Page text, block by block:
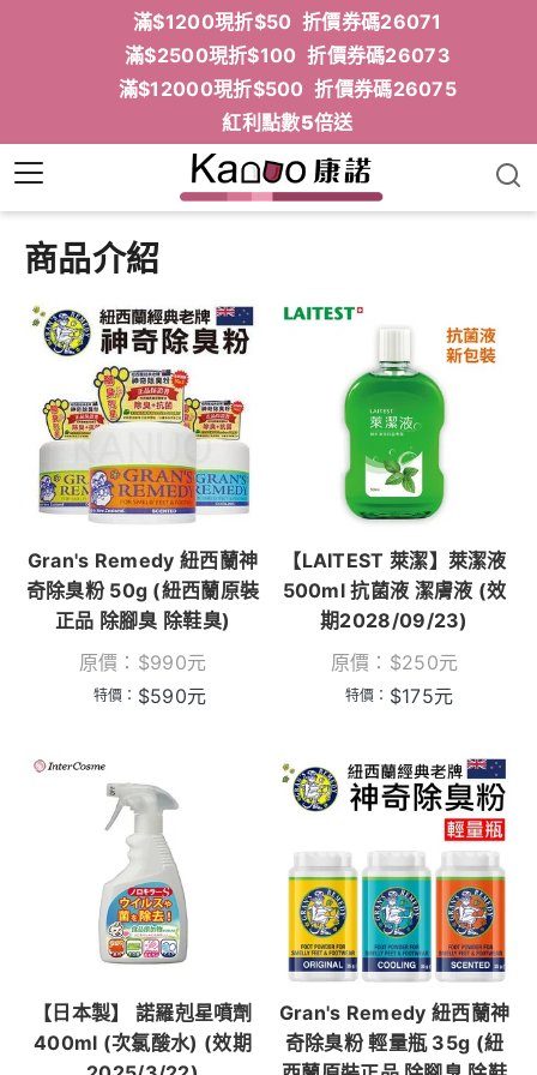
滿$1200現折$50 折價券碼26071
滿$2500現折$100 折價券碼26073
滿$12000現折$500 折價券碼26075
紅利點數5倍送
商品介紹
Gran's Remedy 紐西蘭神
奇除臭粉 50g (紐西蘭原裝
正品 除腳臭 除鞋臭)
原價： $990元
特價： $590元
【LAITEST 萊潔】萊潔液
500ml 抗菌液 潔膚液 (效
期2028/09/23)
原價： $250元
特價： $175元
【日本製】 諾羅剋星噴劑
400ml (次氯酸水) (效期
Gran's Remedy 紐西蘭神
奇除臭粉 輕量瓶 35g (紐